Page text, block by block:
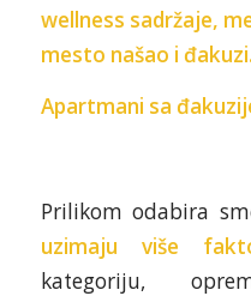
wellness sadržaje,
mesto našao i đakuzi.
Apartmani sa
Prilikom odabira
uzimaju više
kategoriju,